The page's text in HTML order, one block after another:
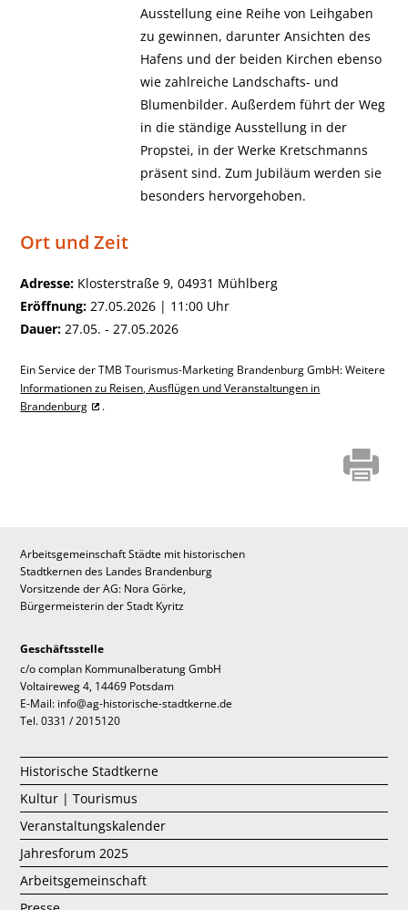
Ausstellung eine Reihe von Leihgaben
zu gewinnen, darunter Ansichten des
Hafens und der beiden Kirchen ebenso
wie zahlreiche Landschafts- und
Blumenbilder. Außerdem führt der Weg
in die ständige Ausstellung in der
Propstei, in der Werke Kretschmanns
präsent sind. Zum Jubiläum werden sie
besonders hervorgehoben.
Ort und Zeit
Adresse: Klosterstraße 9, 04931 Mühlberg
Eröffnung: 27.05.2026 | 11:00 Uhr
Dauer: 27.05. - 27.05.2026
Ein Service der TMB Tourismus-Marketing Brandenburg GmbH: Weitere
Informationen zu Reisen, Ausflügen und Veranstaltungen in
Brandenburg
.
Arbeitsgemeinschaft Städte mit historischen
Stadtkernen des Landes Brandenburg
Vorsitzende der AG: Nora Görke,
Bürgermeisterin der Stadt Kyritz
Geschäftsstelle
c/o complan Kommunalberatung GmbH
Voltaireweg 4, 14469 Potsdam
E-Mail: info@ag-historische-stadtkerne.de
Tel. 0331 / 2015120
Historische Stadtkerne
Kultur | Tourismus
Veranstaltungskalender
Jahresforum 2025
Arbeitsgemeinschaft